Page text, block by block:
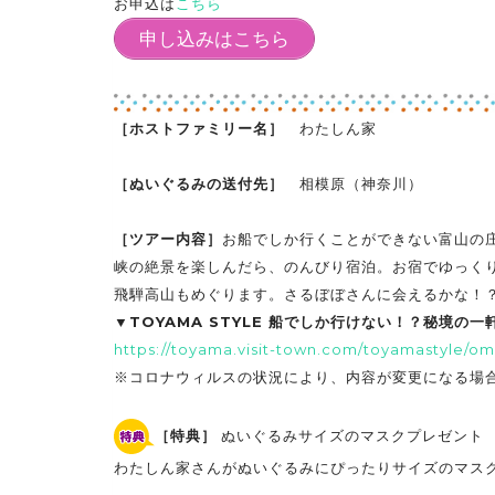
お申込はこちら
申し込みはこちら
［ホストファミリー名］ わたしん家
［ぬいぐるみの送付先］ 相模原（神奈川）
［ツアー内容］ お船でしか行くことができない富山の
峡の絶景を楽しんだら、のんびり宿泊。お宿でゆっく
飛騨高山もめぐります。さるぼぼさんに会えるかな！
▼TOYAMA STYLE 船でしか行けない！？秘境の一
https://toyama.visit-town.com/toyamastyle/
※コロナウィルスの状況により、内容が変更になる場
［特典］
ぬいぐるみサイズのマスクプレゼント
わたしん家さんがぬいぐるみにぴったりサイズのマス